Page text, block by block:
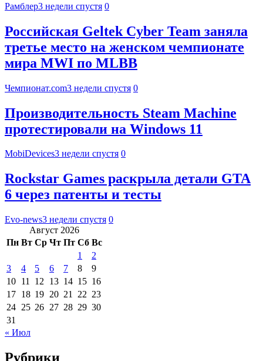
Рамблер3 недели спустя 0
Российская Geltek Cyber Team заняла
третье место на женском чемпионате
мира MWI по MLBB
Чемпионат.com3 недели спустя 0
Производительность Steam Machine
протестировали на Windows 11
MobiDevices3 недели спустя 0
Rockstar Games раскрыла детали GTA
6 через патенты и тесты
Evo-news3 недели спустя 0
Август 2026
Пн Вт Ср Чт Пт Сб Вс
1
2
3
4 5 6 7 8
9
10 11 12 13 14 15 16
17 18 19 20 21 22 23
24 25 26 27 28 29 30
31
« Июл
Рубрики